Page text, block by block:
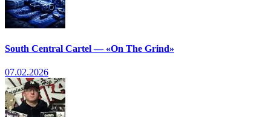
South Central Cartel — «On The Grind»
07.02.2026